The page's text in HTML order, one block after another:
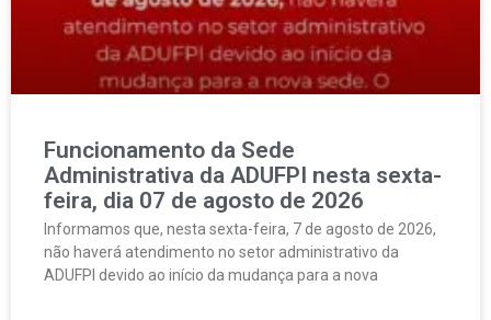
Funcionamento da Sede
Administrativa da ADUFPI nesta sexta-
feira, dia 07 de agosto de 2026
Informamos que, nesta sexta-feira, 7 de agosto de 2026,
não haverá atendimento no setor administrativo da
ADUFPI devido ao início da mudança para a nova